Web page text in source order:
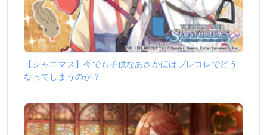
【シャニマス】今でも子供なあさかほはプレコレでどう
なってしまうのか？